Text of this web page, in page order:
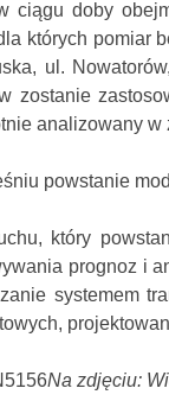
ciągu doby
których pomiar
ul.
zostanie
analizowany w
powstanie
który
prognoz i
systemem
Na zdjęciu: